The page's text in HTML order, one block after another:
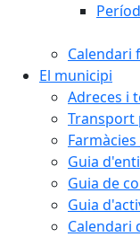
Calendari
El municipi
Adreces i
Transport
Guia
Guia de
Guia
Calendari